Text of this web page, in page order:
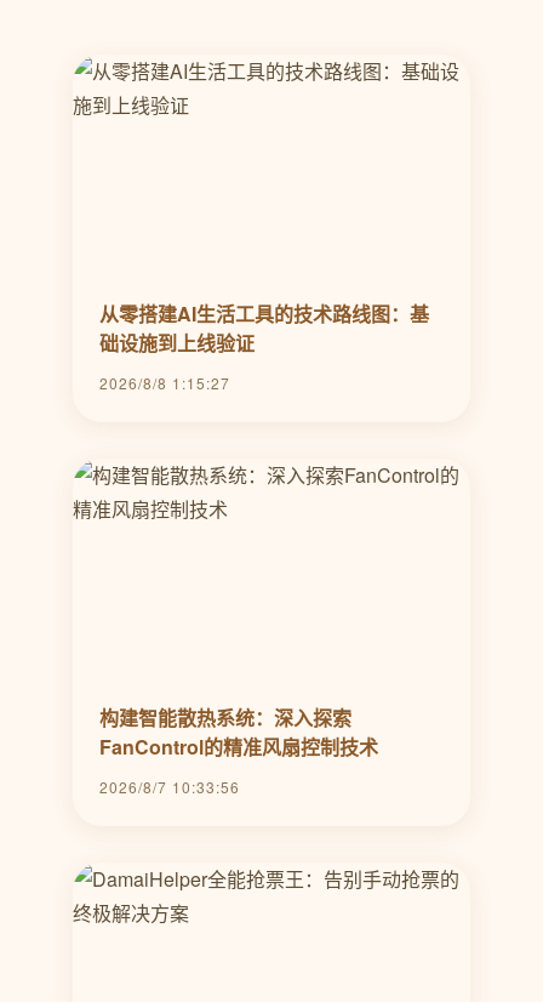
从零搭建AI生活工具的技术路线图：基
础设施到上线验证
2026/8/8 1:15:27
构建智能散热系统：深入探索
FanControl的精准风扇控制技术
2026/8/7 10:33:56